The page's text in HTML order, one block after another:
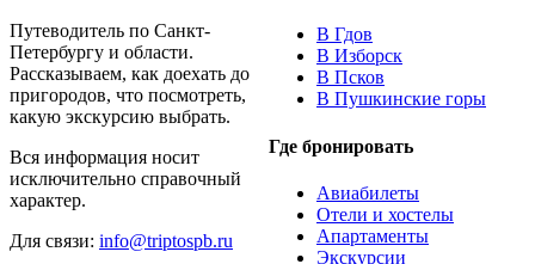
В Гдов
В Изборск
В Псков
В Пушкинские горы
Где бронировать
Авиабилеты
Отели и хостелы
Апартаменты
Экскурсии
Путеводитель по Санкт-
Петербургу и области.
Рассказываем, как доехать до
пригородов, что посмотреть,
какую экскурсию выбрать.
Вся информация носит
исключительно справочный
характер.
Для связи: info@triptospb.ru